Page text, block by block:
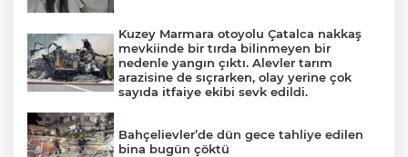
Kuzey Marmara otoyolu Çatalca nakkaş
mevkiinde bir tırda bilinmeyen bir
nedenle yangın çıktı. Alevler tarım
arazisine de sıçrarken, olay yerine çok
sayıda itfaiye ekibi sevk edildi.
Bahçelievler’de dün gece tahliye edilen
bina bugün çöktü